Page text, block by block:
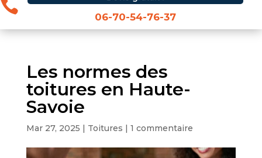

06-70-54-76-37
Les normes des
toitures en Haute-
Savoie
Mar 27, 2025 | Toitures | 1 commentaire